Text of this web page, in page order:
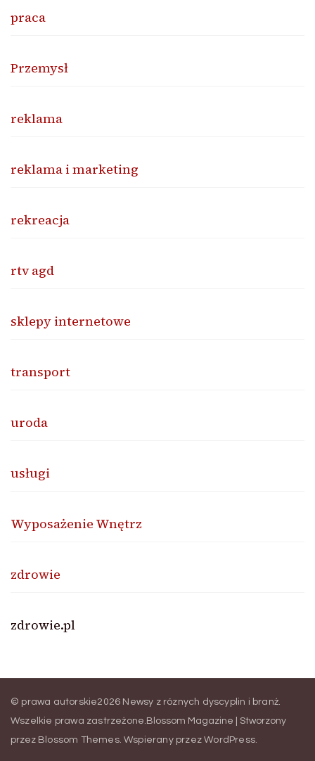
praca
Przemysł
reklama
reklama i marketing
rekreacja
rtv agd
sklepy internetowe
transport
uroda
usługi
Wyposażenie Wnętrz
zdrowie
zdrowie.pl
© prawa autorskie2026 Newsy z róznych dyscyplin i branż
Wszelkie prawa zastrzeżone. Blossom Magazine | Stworzony
przez Blossom Themes. Wspierany przezWordPress